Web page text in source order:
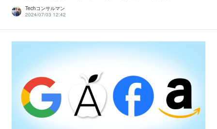
Techコンサルマン
2024/07/03 12:42